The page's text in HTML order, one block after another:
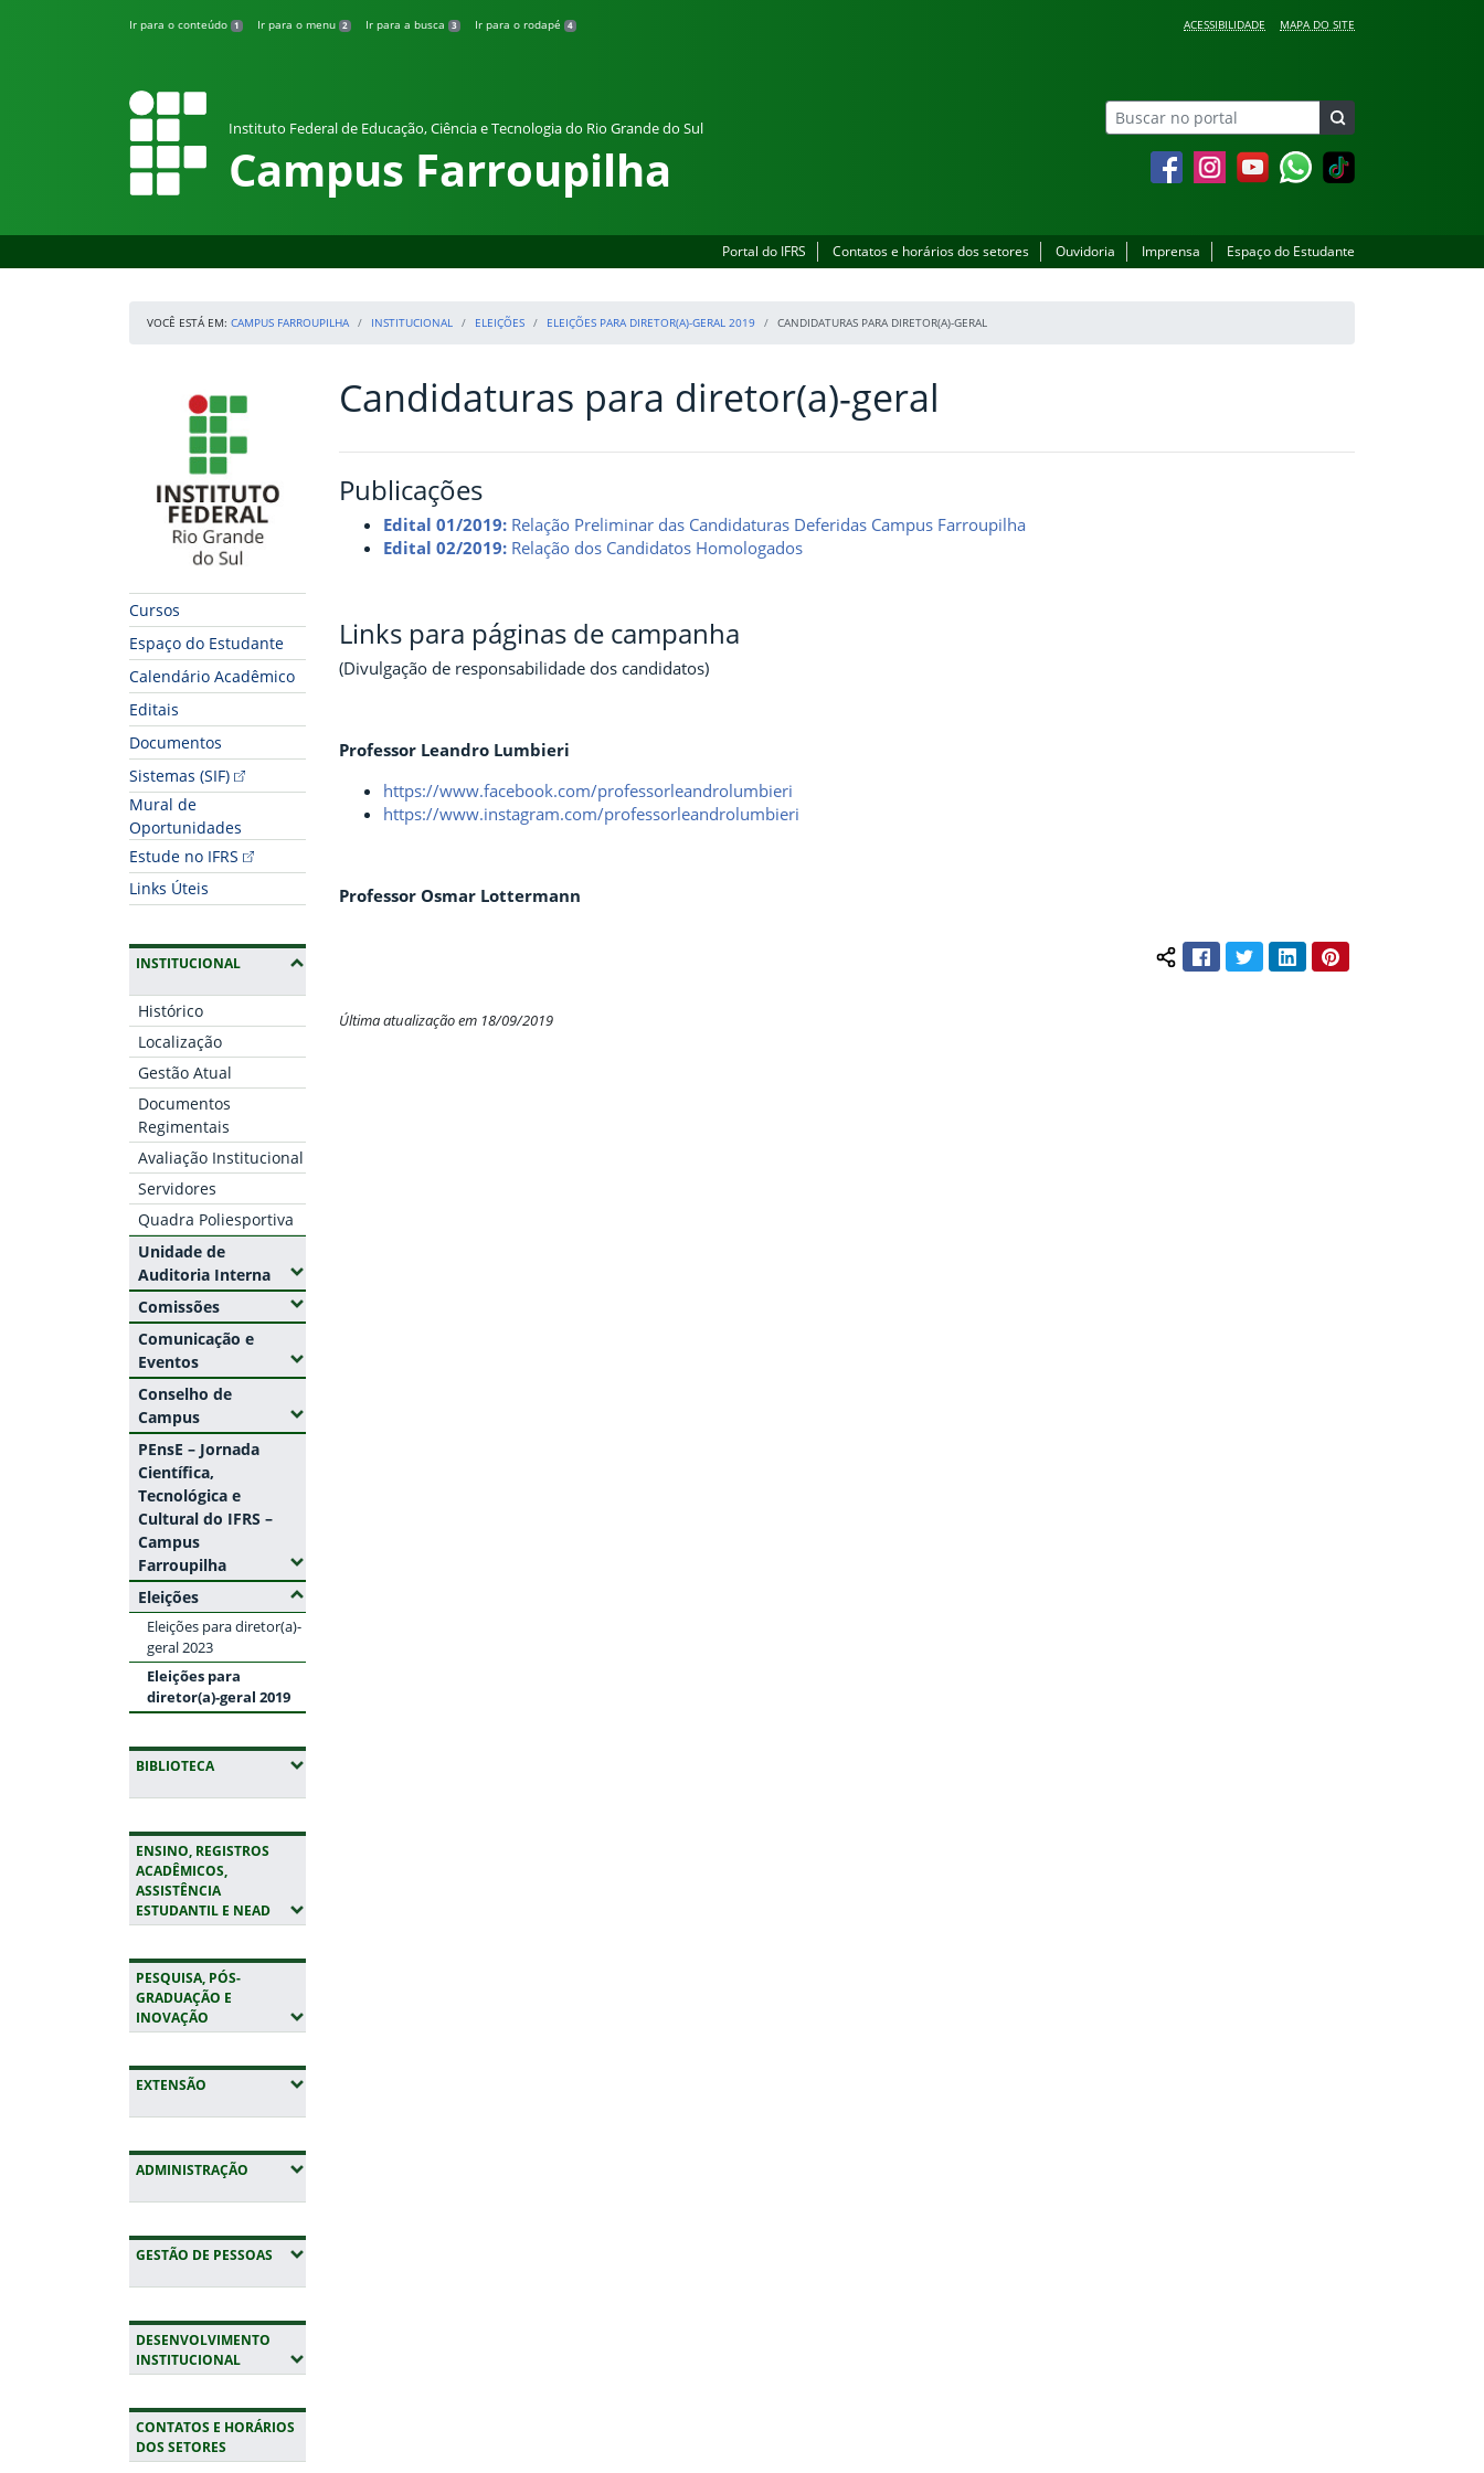
Ir para o conteúdo 1 Ir para o menu 2 Ir para a busca 3 Ir para o rodapé 4 ACESSIBILIDADE MAPA DO SITE
Instituto Federal de Educação, Ciência e Tecnologia do Rio Grande do Sul
Campus Farroupilha FacebookInstagramYouTubeWhatsapp
Portal do IFRS Contatos e horários dos setores Ouvidoria Imprensa Espaço do Estudante
VOCÊ ESTÁ EM: CAMPUS FARROUPILHA INSTITUCIONAL ELEIÇÕES ELEIÇÕES PARA DIRETOR(A)-GERAL 2019 CANDIDATURAS PARA DIRETOR(A)-GERAL
Início da navegação
Cursos
Espaço do Estudante
Calendário Acadêmico
Editais
Documentos
Sistemas (SIF)
Mural de
Oportunidades
Estude no IFRS
Links Úteis
INSTITUCIONAL(OCULTAR SUBMENUS)
Histórico
Localização
Gestão Atual
Documentos
Regimentais
Avaliação Institucional
Servidores
Quadra Poliesportiva
Unidade de
Auditoria Interna(Expandir submenus)
Comissões(Expandir submenus)
Comunicação e
Eventos(Expandir submenus)
Conselho de
Campus(Expandir submenus)
PEnsE – Jornada
Científica,
Tecnológica e
Cultural do IFRS –
Campus
Farroupilha(Expandir submenus)
Eleições(Ocultar submenus)
Eleições para diretor(a)-
geral 2023
Eleições para
diretor(a)-geral 2019
BIBLIOTECA(EXPANDIR SUBMENUS)
ENSINO, REGISTROS
ACADÊMICOS,
ASSISTÊNCIA
ESTUDANTIL E NEAD(EXPANDIR SUBMENUS)
PESQUISA, PÓS-
GRADUAÇÃO E
INOVAÇÃO (EXPANDIR SUBMENUS)
EXTENSÃO (EXPANDIR SUBMENUS)
ADMINISTRAÇÃO (EXPANDIR SUBMENUS)
GESTÃO DE PESSOAS (EXPANDIR SUBMENUS)
DESENVOLVIMENTO
INSTITUCIONAL(EXPANDIR SUBMENUS)
CONTATOS E HORÁRIOS
DOS SETORES
Início do conteúdo
Candidaturas para diretor(a)-geral
Publicações
Edital 01/2019: Relação Preliminar das Candidaturas Deferidas Campus Farroupilha
Edital 02/2019: Relação dos Candidatos Homologados
Links para páginas de campanha
(Divulgação de responsabilidade dos candidatos)
Professor Leandro Lumbieri
https://www.facebook.com/professorleandrolumbieri
https://www.instagram.com/professorleandrolumbieri
Professor Osmar Lottermann
Compartilhar conteúdo:
FacebookTwitterLinkedInPinterest
Última atualização em 18/09/2019